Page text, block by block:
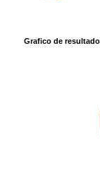
Grafico de